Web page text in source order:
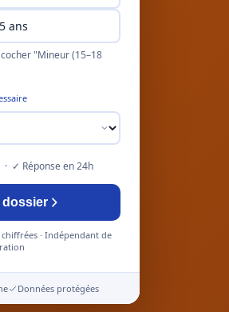
ans
"Mineur (15–18
✓ Réponse en 24h
dossier
· Indépendant de
Données protégées